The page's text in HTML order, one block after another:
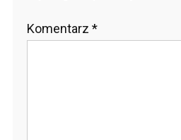
Komentarz *